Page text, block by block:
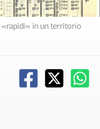
in un territorio